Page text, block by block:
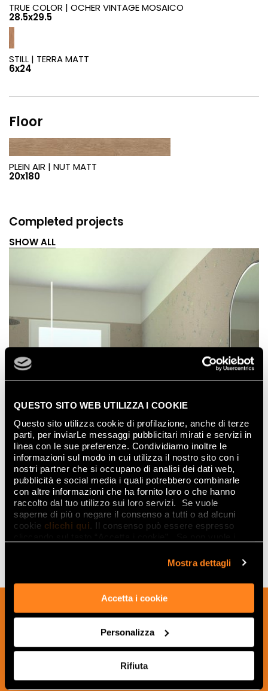
QUESTO SITO WEB UTILIZZA I COOKIE
Questo sito utilizza cookie di profilazione, anche di terze
parti, per inviarLe messaggi pubblicitari mirati e servizi in
linea con le sue preferenze. Condividiamo inoltre le
informazioni sul modo in cui utilizza il nostro sito con i
nostri partner che si occupano di analisi dei dati web,
pubblicità e social media i quali potrebbero combinarle
con altre informazioni che ha fornito loro o che hanno
raccolto dal tuo utilizzo sui loro servizi. Se vuole
saperne di più o negare il consenso a tutti o ad alcuni
cookie clicchi qui. Il consenso può essere espresso
Mostra dettagli
Accetta i cookie
Personalizza
Rifiuta
TRUE COLOR | OCHER VINTAGE MOSAICO
28.5x29.5
STILL | TERRA MATT
6x24
Floor
PLEIN AIR | NUT MATT
20x180
Completed projects
SHOW ALL
Sign up to our newsletter to receive
news, updates and ideas creatives from
the world of ceramics and interior
design.